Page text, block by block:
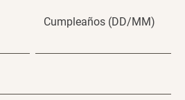
Cumpleaños (DD/MM)